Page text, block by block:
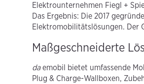
Elektrounternehmen Fiegl +
Das Ergebnis: Die 2017
Elektromobilitätslösungen. Der
Maßgeschneiderte
daemobil bietet umfassende
Plug & Charge-Wallboxen,